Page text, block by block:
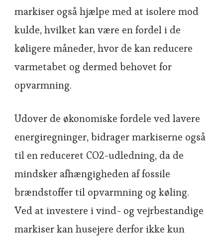
markiser også hjælpe med at isolere mod
kulde, hvilket kan være en fordel i de
køligere måneder, hvor de kan reducere
varmetabet og dermed behovet for
opvarmning.
Udover de økonomiske fordele ved lavere
energiregninger, bidrager markiserne også
til en reduceret CO2-udledning, da de
mindsker afhængigheden af fossile
brændstoffer til opvarmning og køling.
Ved at investere i vind- og vejrbestandige
markiser kan husejere derfor ikke kun